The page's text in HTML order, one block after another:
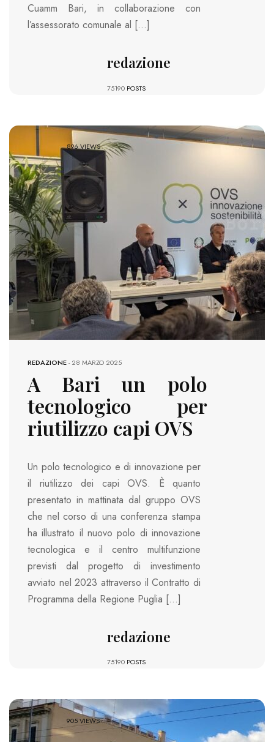
Cuamm Bari, in collaborazione con
l’assessorato comunale al […]
redazione
75190 POSTS
896 VIEWS
REDAZIONE-28 MARZO 2025
A Bari un polo
tecnologico per
riutilizzo capi OVS
Un polo tecnologico e di innovazione per
il riutilizzo dei capi OVS. È quanto
presentato in mattinata dal gruppo OVS
che nel corso di una conferenza stampa
ha illustrato il nuovo polo di innovazione
tecnologica e il centro multifunzione
previsti dal progetto di investimento
avviato nel 2023 attraverso il Contratto di
Programma della Regione Puglia […]
redazione
75190 POSTS
905 VIEWS